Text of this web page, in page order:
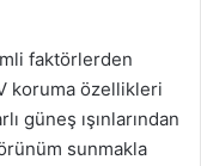
faktörlerden
koruma özellikleri
güneş ışınlarından
sunmakla